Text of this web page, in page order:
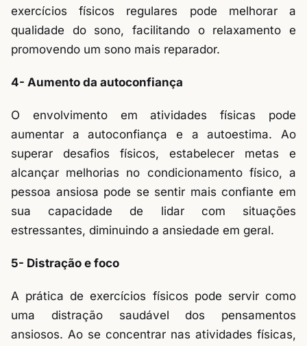
exercícios físicos regulares pode melhorar a
qualidade do sono, facilitando o relaxamento e
promovendo um sono mais reparador.
4- Aumento da autoconfiança
O envolvimento em atividades físicas pode
aumentar a autoconfiança e a autoestima. Ao
superar desafios físicos, estabelecer metas e
alcançar melhorias no condicionamento físico, a
pessoa ansiosa pode se sentir mais confiante em
sua capacidade de lidar com situações
estressantes, diminuindo a ansiedade em geral.
5- Distração e foco
A prática de exercícios físicos pode servir como
uma distração saudável dos pensamentos
ansiosos. Ao se concentrar nas atividades físicas,